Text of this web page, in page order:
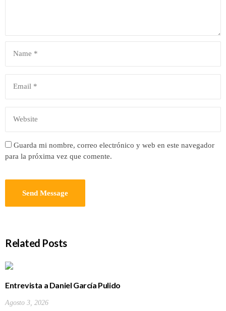
Guarda mi nombre, correo electrónico y web en este navegador
para la próxima vez que comente.
Related Posts
Entrevista a Daniel García Pulido
Agosto 3, 2026